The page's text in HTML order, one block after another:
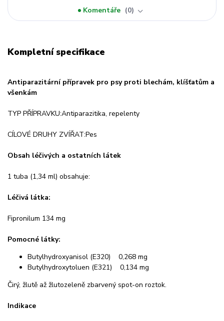
Komentáře
0
Kompletní specifikace
Antiparazitární přípravek pro psy proti blechám, klíšťatům a
všenkám
TYP PŘÍPRAVKU:Antiparazitika, repelenty
CÍLOVÉ DRUHY ZVÍŘAT:Pes
Obsah léčivých a ostatních látek
1 tuba (1,34 ml) obsahuje:
Léčivá látka:
Fipronilum 134 mg
Pomocné látky:
Butylhydroxyanisol (E320) 0,268 mg
Butylhydroxytoluen (E321) 0,134 mg
Čirý, žlutě až žlutozeleně zbarvený spot-on roztok.
Indikace